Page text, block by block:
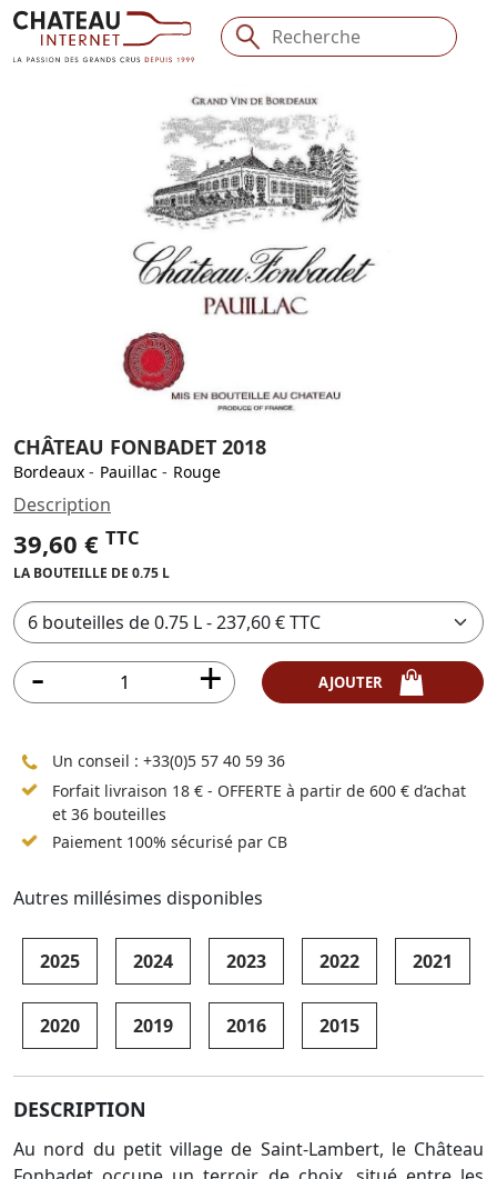
CHÂTEAU FONBADET 2018
Bordeaux - Pauillac - Rouge
Description
39,60 € TTC
LA BOUTEILLE DE 0.75 L
Un conseil : +33(0)5 57 40 59 36
Forfait livraison 18 € - OFFERTE à partir de 600 € d’achat
et 36 bouteilles
Paiement 100% sécurisé par CB
Autres millésimes disponibles
2025 2024 2023 2022 2021
2020 2019 2016 2015
DESCRIPTION
Au nord du petit village de Saint-Lambert, le Château